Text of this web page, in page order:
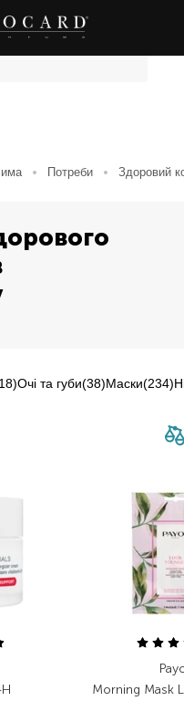
Потреби Здоровий
Очі та губи(38)Маски(234)
Morning Mask